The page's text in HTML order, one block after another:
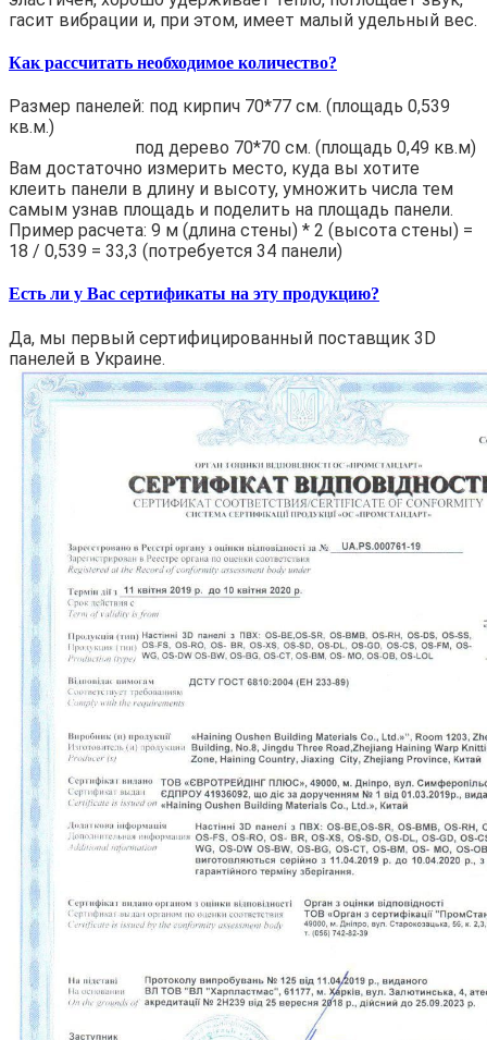
гасит вибрации и, при этом, имеет малый удельный вес.
Как рассчитать необходимое количество?
Размер панелей: под кирпич 70*77 см. (площадь 0,539
кв.м.)
под дерево 70*70 см. (площадь 0,49 кв.м)
Вам достаточно измерить место, куда вы хотите
клеить панели в длину и высоту, умножить числа тем
самым узнав площадь и поделить на площадь панели.
Пример расчета: 9 м (длина стены) * 2 (высота стены) =
18 / 0,539 = 33,3 (потребуется 34 панели)
Есть ли у Вас сертификаты на эту продукцию?
Да, мы первый сертифицированный поставщик 3D
панелей в Украине.